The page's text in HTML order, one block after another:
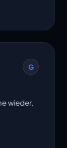
G
wieder,